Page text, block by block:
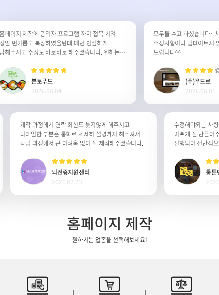
지 제작에 관리자 프로그램 까지 접목 시켜
번거롭고 복잡하였을텐데 매번 친절하게
시고 수정도 바로바로 해주셨습니다. 원하는
니다.
본토푸드
2026.06.04
모두들 수고 하셨습니다~ 차후
수정사항이나 업데이트시 많
드립니다^^
(주)우드로
2026.06.01
제작 과정에서 연락 회신도 늦지않게 해주시고
디테일한 부분은 통화로 세세히 설명까지 해주셔서
작업 과정에서 큰 어려움 없이 잘 제작해주셨습니다.
뇌전증지원센터
2026.02.23
수정해야되는
이쁘게 잘 만
홈페이지 제작
원하시는 업종을 선택해보세요!